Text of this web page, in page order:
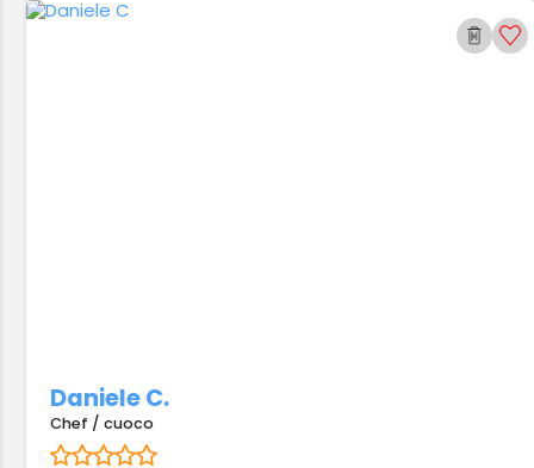
Daniele C.
Chef / cuoco